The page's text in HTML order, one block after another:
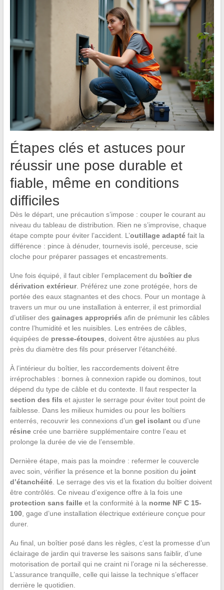
Étapes clés et astuces pour
réussir une pose durable et
fiable, même en conditions
difficiles
Dès le départ, une précaution s’impose : couper le courant au
niveau du tableau de distribution. Rien ne s’improvise, chaque
étape compte pour éviter l’accident. L’outillage adaptéfait la
différence : pince à dénuder, tournevis isolé, perceuse, scie
cloche pour préparer passages et encastrements.
Une fois équipé, il faut cibler l’emplacement du boîtier de
dérivation extérieur. Préférez une zone protégée, hors de
portée des eaux stagnantes et des chocs. Pour un montage à
travers un mur ou une installation à enterrer, il est primordial
d’utiliser des gainages appropriés afin de prémunir les câbles
contre l’humidité et les nuisibles. Les entrées de câbles,
équipées de presse-étoupes , doivent être ajustées au plus
près du diamètre des fils pour préserver l’étanchéité.
À l’intérieur du boîtier, les raccordements doivent être
irréprochables : bornes à connexion rapide ou dominos, tout
dépend du type de câble et du contexte. Il faut respecter la
section des fils et ajuster le serrage pour éviter tout point de
faiblesse. Dans les milieux humides ou pour les boîtiers
enterrés, recouvrir les connexions d’un gel isolantou d’une
résinecrée une barrière supplémentaire contre l’eau et
prolonge la durée de vie de l’ensemble.
Dernière étape, mais pas la moindre : refermer le couvercle
avec soin, vérifier la présence et la bonne position du joint
d’étanchéité. Le serrage des vis et la fixation du boîtier doivent
être contrôlés. Ce niveau d’exigence offre à la fois une
protection sans failleet la conformité à la norme NF C 15-
100, gage d’une installation électrique extérieure conçue pour
durer.
Au final, un boîtier posé dans les règles, c’est la promesse d’un
éclairage de jardin qui traverse les saisons sans faiblir, d’une
motorisation de portail qui ne craint ni l’orage ni la sécheresse.
L’assurance tranquille, celle qui laisse la technique s’effacer
derrière le quotidien.